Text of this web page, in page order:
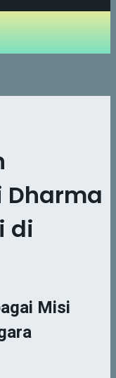
di
Misi